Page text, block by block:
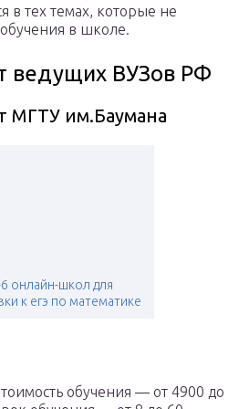
в тех темах, которые не
в школе.
ведущих ВУЗов РФ
МГТУ им.Баумана
онлайн-школ для
к егэ по математике
обучения — от 4900 до